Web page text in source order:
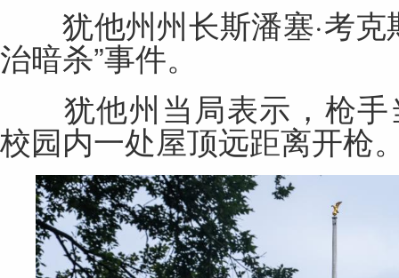
犹他州州长斯潘塞·考克
治暗杀”事件。
犹他州当局表示，枪手
校园内一处屋顶远距离开枪